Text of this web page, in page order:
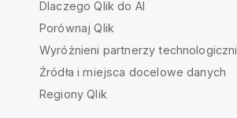
Dlaczego Qlik do AI
Porównaj Qlik
Wyróżnieni partnerzy technologiczni
Źródła i miejsca docelowe danych
Regiony Qlik